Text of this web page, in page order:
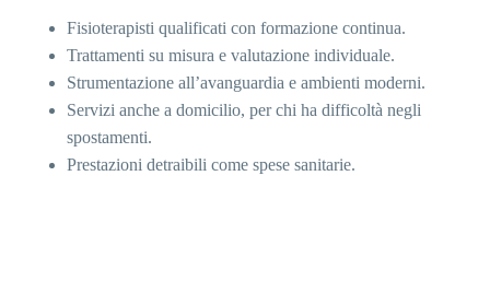
Fisioterapisti qualificati con formazione continua.
Trattamenti su misura e valutazione individuale.
Strumentazione all’avanguardia e ambienti moderni.
Servizi anche a domicilio, per chi ha difficoltà negli
spostamenti.
Prestazioni detraibili come spese sanitarie.